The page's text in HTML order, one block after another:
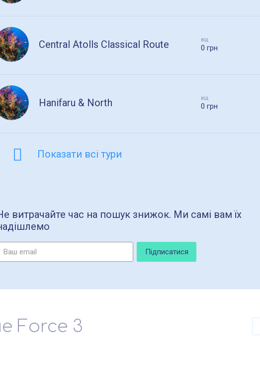
Central Atolls Classical Route від
0 грн
Hanifaru & North від
0 грн
Показати всі тури
витрачайте час на пошук знижок. Ми самі вам їх
Force 3